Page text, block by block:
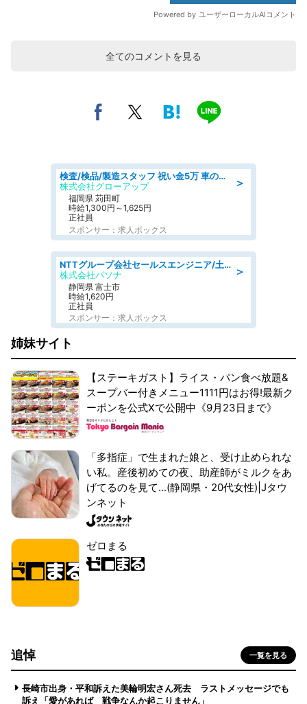
全てのコメントを見る
＞
検査/検品/製造スタッフ 祝い金5万 車のシートにホツレがないか目視チェック
株式会社グローアップ
福岡県 苅田町
時給1,300円～1,625円
正社員
スポンサー：求人ボックス
＞
NTTグループ会社セールスエンジニア/土日休み/システムエンジニア
株式会社パソナ
静岡県 富士市
時給1,620円
正社員
スポンサー：求人ボックス
姉妹サイト
【ステーキガスト】ライス・パン食べ放題&
スープバー付きメニュー1111円はお得!最新ク
ーポンを公式Xで公開中《9月23日まで》
「多指症」で生まれた娘と、受け止められな
い私。産後初めての夜、助産師がミルクをあ
げてるのを見て...(静岡県・20代女性)|Jタウ
ンネット
ゼロまる
追悼 一覧を見る
長崎市出身・平和訴えた美輪明宏さん死去 ラストメッセージでも
訴え「愛があれば 戦争なんか起こりません」